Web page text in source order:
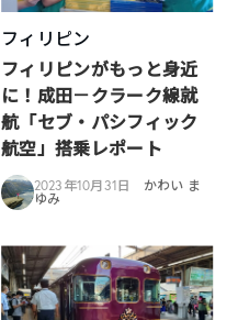
フィリピン
フィリピンがもっと身近
に！成田－クラーク線就
航「セブ・パシフィック
航空」搭乗レポート
2023年10月31日
かわい ま
ゆみ